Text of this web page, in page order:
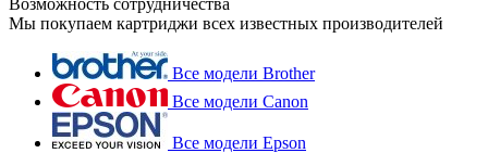
Мы покупаем картриджи всех известных производителей
Все модели Brother
Все модели Canon
Все модели Epson